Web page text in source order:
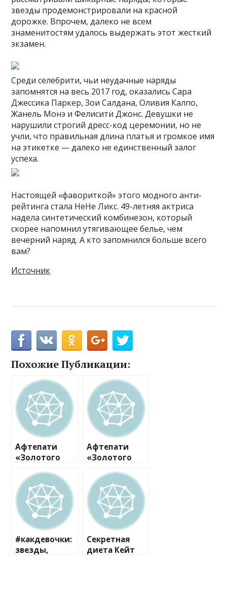
звезды продемонстрировали на красной
дорожке. Впрочем, далеко не всем
знаменитостям удалось выдержать этот жесткий
экзамен.
Среди селебрити, чьи неудачные наряды
запомнятся на весь 2017 год, оказались Сара
Джессика Паркер, Зои Салдана, Оливия Калпо,
Жанель Монэ и Фелисити Джонс. Девушки не
нарушили строгий дресс-код церемонии, но не
учли, что правильная длина платья и громкое имя
на этикетке — далеко не единственный залог
успеха.
Настоящей «фавориткой» этого модного анти-
рейтинга стала НеНе Ликс. 49-летняя актриса
надела синтетический комбинезон, который
скорее напомнил утягивающее белье, чем
вечерний наряд. А кто запомнился больше всего
вам?
Источник
Похожие Публикации:
Афтепати
«Золотого
: звезды
потребовали
продолжения
банкета
Афтепати
«Золотого
: звезды
потребовали
продолжения
банкета
#какдевочки:
звезды,
Секретная
диета Кейт